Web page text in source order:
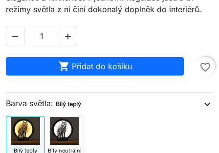
režimy světla z ní činí dokonalý doplněk do interiérů.
 
 Přidat do košíku favorite_border
Barva světla: Bílý teplý expand_more
Bílý teplý Bílý neutrální